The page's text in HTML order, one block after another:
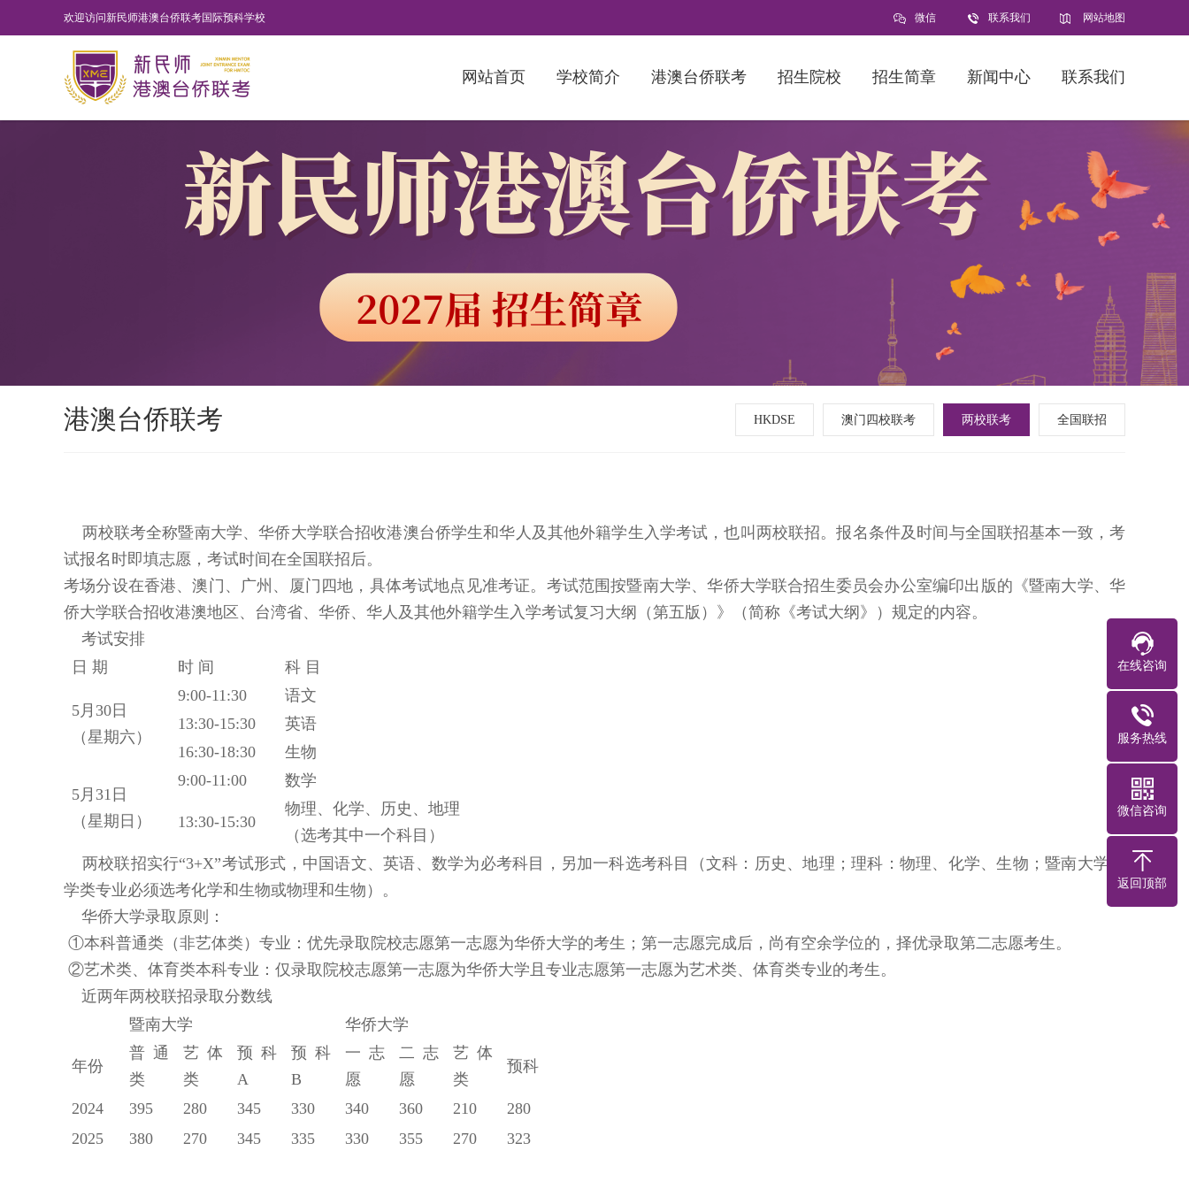
欢迎访问新民师港澳台侨联考国际预科学校 微信 联系我们 网站地图
网站首页 学校简介 港澳台侨联考 招生院校 招生简章 新闻中心 联系我们
港澳台侨联考 HKDSE 澳门四校联考 两校联考 全国联招
两校联考全称暨南大学、华侨大学联合招收港澳台侨学生和华人及其他外籍学生入学考试，也叫两校联招。报名条件及时间与全国联招基本一致，考
试报名时即填志愿，考试时间在全国联招后。
考场分设在香港、澳门、广州、厦门四地，具体考试地点见准考证。考试范围按暨南大学、华侨大学联合招生委员会办公室编印出版的《暨南大学、华
侨大学联合招收港澳地区、台湾省、华侨、华人及其他外籍学生入学考试复习大纲（第五版）》（简称《考试大纲》）规定的内容。
考试安排
日 期
时 间 科 目
5月30日
（星期六）
9:00-11:30
语文
13:30-15:30
英语
16:30-18:30
生物
5月31日
（星期日）
9:00-11:00 数学
13:30-15:30
物理、化学、历史、地理
（选考其中一个科目）
两校联招实行“3+X”考试形式，中国语文、英语、数学为必考科目，另加一科选考科目（文科：历史、地理；理科：物理、化学、生物；暨南大学医
学类专业必须选考化学和生物或物理和生物）。
华侨大学录取原则：
①本科普通类（非艺体类）专业：优先录取院校志愿第一志愿为华侨大学的考生；第一志愿完成后，尚有空余学位的，择优录取第二志愿考生。
②艺术类、体育类本科专业：仅录取院校志愿第一志愿为华侨大学且专业志愿第一志愿为艺术类、体育类专业的考生。
近两年两校联招录取分数线
暨南大学
华侨大学
年份
普通
类
艺体
类
预科
A
预科
B
一志
愿
二志
愿
艺体
类
预科
2024 395 280 345 330 340 360 210
280
2025
380 270 345 335 330 355 270 323
在线咨询
服务热线
微信咨询
返回顶部